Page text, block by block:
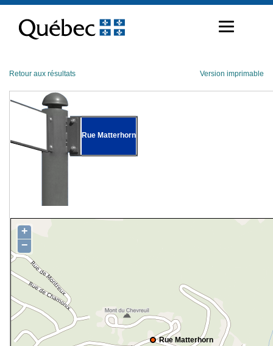
contenu
Retour aux résultats Version imprimable
Rue Matterhorn
Rue Matterhorn
+
−